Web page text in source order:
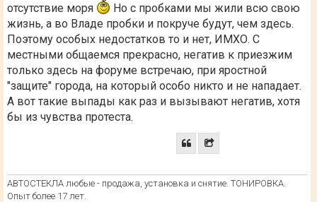
отсутствие моря
Но с пробками мы жили всю свою
жизнь, а во Владе пробки и покруче будут, чем здесь.
Поэтому особых недостатков то и нет, ИМХО. С
местными общаемся прекрасно, негатив к приезжим
только здесь на форуме встречаю, при яростной
"защите" города, на который особо никто и не нападает.
А вот такие выпады как раз и вызывают негатив, хотя
бы из чувства протеста.
АВТОСТЕКЛА любые - продажа, установка и снятие. ТОНИРОВКА.
Опыт более 17 лет.